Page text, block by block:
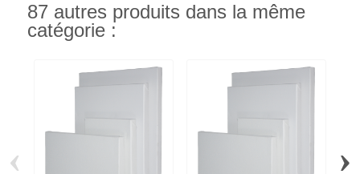
87 autres produits dans la même
catégorie :
‹ ›